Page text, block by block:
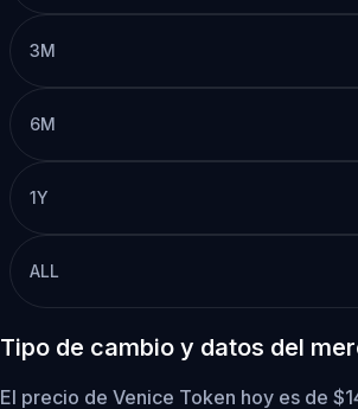
3M
6M
1Y
ALL
Tipo de cambio y datos del
El precio de Venice Token hoy es de